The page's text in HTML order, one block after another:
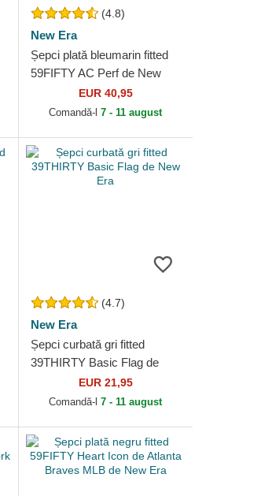
(4.8)
New Era
Șepci plată bleumarin fitted
59FIFTY AC Perf de New
York Yankees MLB de New
EUR 40,95
Comandă-l7 - 11 august
(4.7)
New Era
Șepci curbată gri fitted
39THIRTY Basic Flag de
EUR 21,95
Comandă-l7 - 11 august